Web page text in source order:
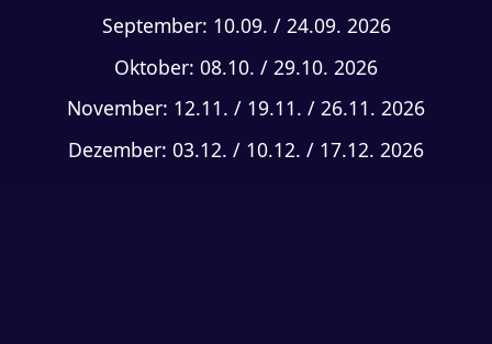
September: 10.09. / 24.09. 2026
Oktober: 08.10. / 29.10. 2026
November: 12.11. / 19.11. / 26.11. 2026
Dezember: 03.12. / 10.12. / 17.12. 2026